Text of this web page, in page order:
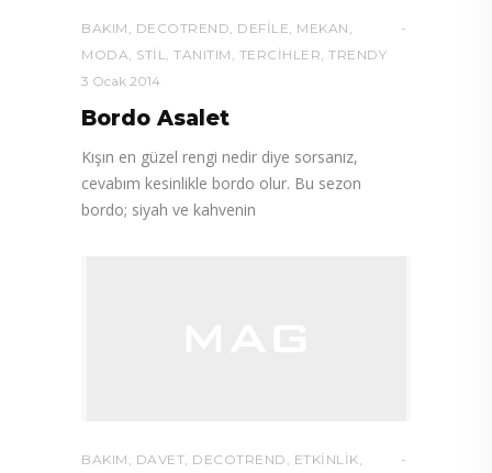
BAKIM DECOTREND DEFILE MEKAN
MODA STIL TANITIM TERCIHLER TRENDY
3 Ocak 2014
Bordo Asalet
Kışın en güzel rengi nedir diye sorsanız,
cevabım kesinlikle bordo olur. Bu sezon
bordo; siyah ve kahvenin
BAKIM DAVET DECOTREND ETKINLIK